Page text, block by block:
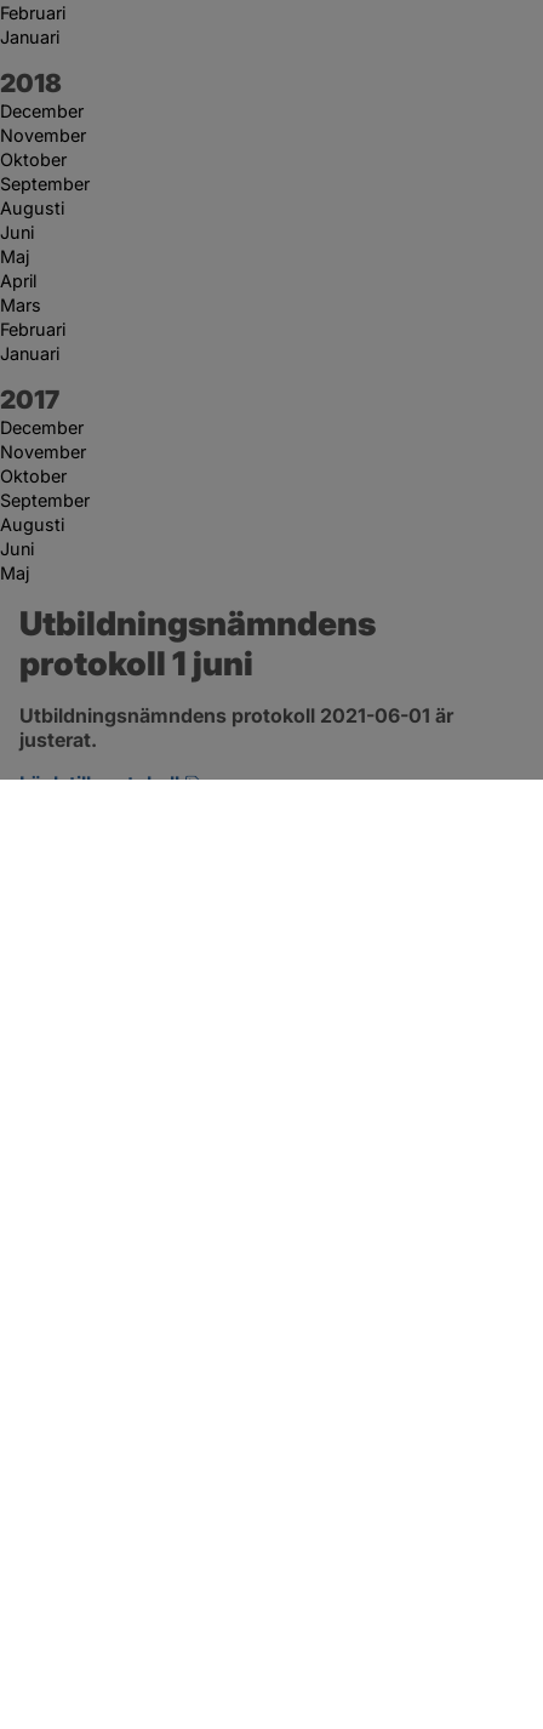
Februari
Januari
År:
2018
December
November
Oktober
September
Augusti
Juni
Maj
April
Mars
Februari
Januari
År:
2017
December
November
Oktober
September
Augusti
Juni
Maj
Utbildningsnämndens
protokoll 1 juni
Utbildningsnämndens protokoll 2021-06-01 är
justerat.
Länk till protokoll
pdf, 1.3 MB, öppnas i nytt fönster.